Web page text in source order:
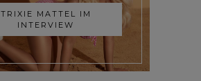
TRIXIE MATTEL IM
INTERVIEW